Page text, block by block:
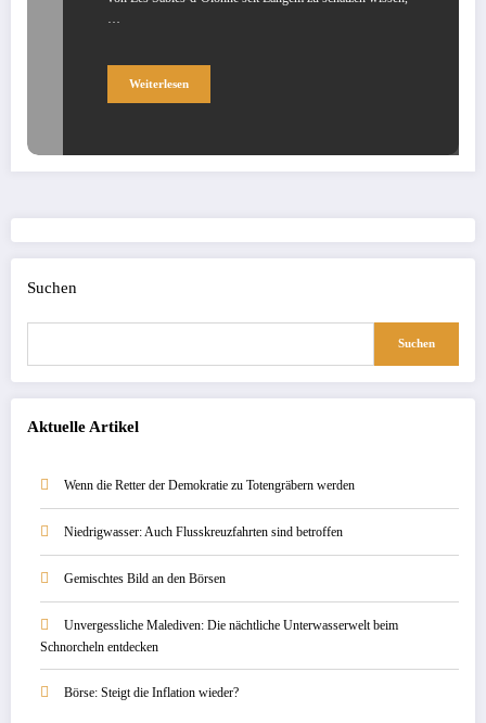
…
Weiterlesen
Suchen
Suchen
Aktuelle Artikel
Wenn die Retter der Demokratie zu Totengräbern werden
Niedrigwasser: Auch Flusskreuzfahrten sind betroffen
Gemischtes Bild an den Börsen
Unvergessliche Malediven: Die nächtliche Unterwasserwelt beim
Schnorcheln entdecken
Börse: Steigt die Inflation wieder?